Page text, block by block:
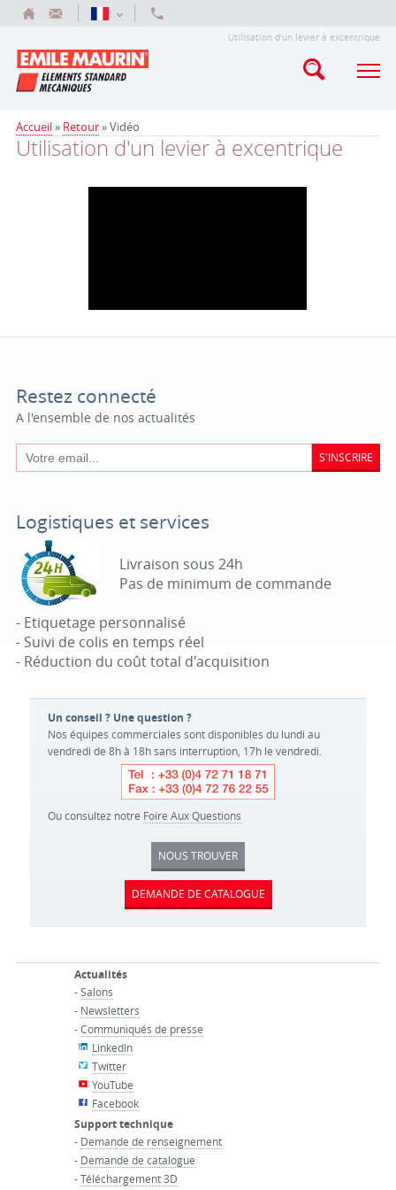
Utilisation d'un levier à excentrique
Accueil» Retour»Vidéo
Utilisation d'un levier à excentrique
Restez connecté
A l'ensemble de nos actualités
S'INSCRIRE
Logistiques et services
Livraison sous 24h
Pas de minimum de commande
- Etiquetage personnalisé
- Suivi de colis en temps réel
- Réduction du coût total d'acquisition
Un conseil ? Une question ?
Nos équipes commerciales sont disponibles du lundi au
vendredi de 8h à 18h sans interruption, 17h le vendredi.
Ou consultez notre Foire Aux Questions
NOUS TROUVER
DEMANDE DE CATALOGUE
Actualités
-Salons
- Newsletters
-Communiqués de presse
LinkedIn
Twitter
YouTube
Facebook
Support technique
- Demande de renseignement
- Demande de catalogue
-Téléchargement 3D